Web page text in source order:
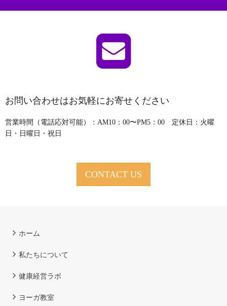
お問い合わせはお気軽にお寄せください
営業時間（電話応対可能）：AM10：00〜PM5：00 定休日：火曜
日・日曜日・祝日
CONTACT US
ホーム
私たちについて
健康経営ラボ
ヨーガ教室